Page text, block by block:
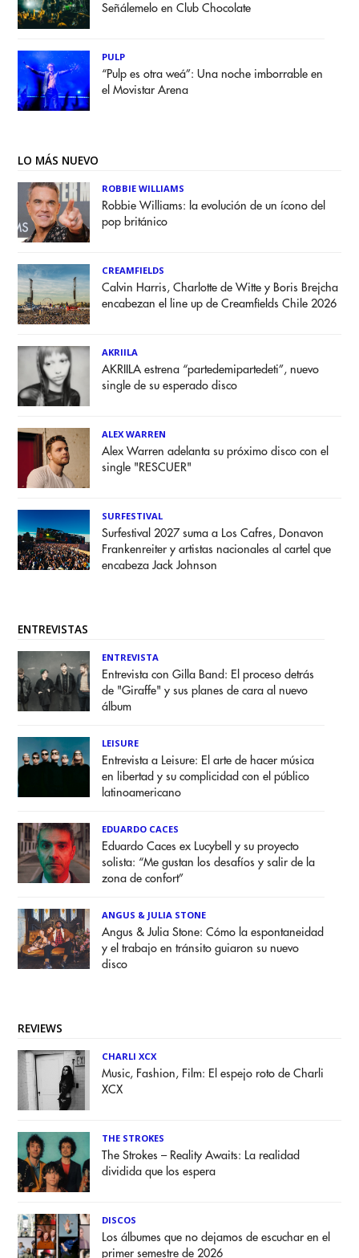
Señálemelo en Club Chocolate
PULP
“Pulp es otra weá”: Una noche imborrable en
el Movistar Arena
LO MÁS NUEVO
ROBBIE WILLIAMS
Robbie Williams: la evolución de un ícono del
pop británico
CREAMFIELDS
Calvin Harris, Charlotte de Witte y Boris Brejcha
encabezan el line up de Creamfields Chile 2026
AKRIILA
AKRIILA estrena “partedemipartedeti”, nuevo
single de su esperado disco
ALEX WARREN
Alex Warren adelanta su próximo disco con el
single "RESCUER"
SURFESTIVAL
Surfestival 2027 suma a Los Cafres, Donavon
Frankenreiter y artistas nacionales al cartel que
encabeza Jack Johnson
ENTREVISTAS
ENTREVISTA
Entrevista con Gilla Band: El proceso detrás
de "Giraffe" y sus planes de cara al nuevo
álbum
LEISURE
Entrevista a Leisure: El arte de hacer música
en libertad y su complicidad con el público
latinoamericano
EDUARDO CACES
Eduardo Caces ex Lucybell y su proyecto
solista: “Me gustan los desafíos y salir de la
zona de confort”
ANGUS & JULIA STONE
Angus & Julia Stone: Cómo la espontaneidad
y el trabajo en tránsito guiaron su nuevo
disco
REVIEWS
CHARLI XCX
Music, Fashion, Film: El espejo roto de Charli
XCX
THE STROKES
The Strokes – Reality Awaits: La realidad
dividida que los espera
DISCOS
Los álbumes que no dejamos de escuchar en el
primer semestre de 2026